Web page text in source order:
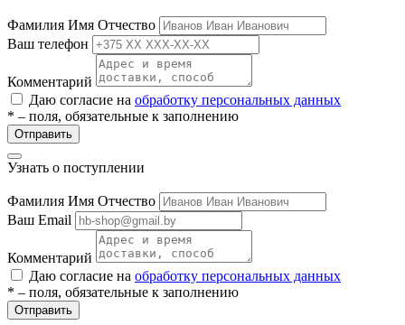
Фамилия Имя Отчество
Ваш телефон
Комментарий
Даю согласие на обработку персональных данных
* – поля, обязательные к заполнению
Отправить
Узнать о поступлении
Фамилия Имя Отчество
Ваш Email
Комментарий
Даю согласие на обработку персональных данных
* – поля, обязательные к заполнению
Отправить